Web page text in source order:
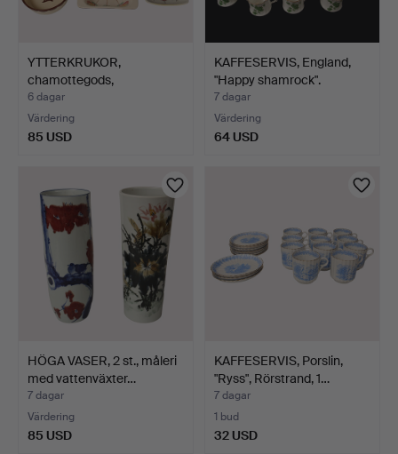
YTTERKRUKOR,
chamottegods,
Drejargruppen. …
6 dagar
Värdering
85 USD
KAFFESERVIS, England,
"Happy shamrock".
7 dagar
Värdering
64 USD
HÖGA VASER, 2 st., måleri
med vattenväxter…
7 dagar
Värdering
85 USD
KAFFESERVIS, Porslin,
"Ryss", Rörstrand, 1…
7 dagar
1 bud
32 USD